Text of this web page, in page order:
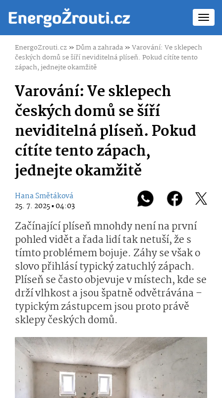
EnergoZrouti.cz»Dům a zahrada»Varování: Ve sklepech
českých domů se šíří neviditelná plíseň. Pokud cítíte tento
zápach, jednejte okamžitě
Varování: Ve sklepech
českých domů se šíří
neviditelná plíseň. Pokud
cítíte tento zápach,
jednejte okamžitě
Hana Smětáková
25. 7. 2025 ▪ 04:03
Začínající plíseň mnohdy není na první
pohled vidět a řada lidí tak netuší, že s
tímto problémem bojuje. Záhy se však o
slovo přihlásí typický zatuchlý zápach.
Plíseň se často objevuje v místech, kde se
drží vlhkost a jsou špatně odvětrávána –
typickým zástupcem jsou proto právě
sklepy českých domů.